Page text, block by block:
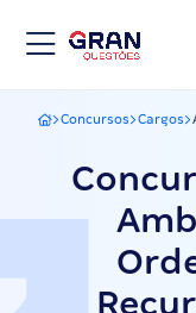
Gran Questões
Concursos Cargos